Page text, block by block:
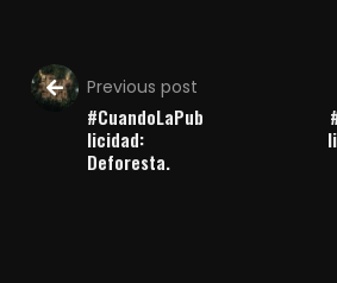
Previous post
#CuandoLaPub
licidad:
Deforesta.